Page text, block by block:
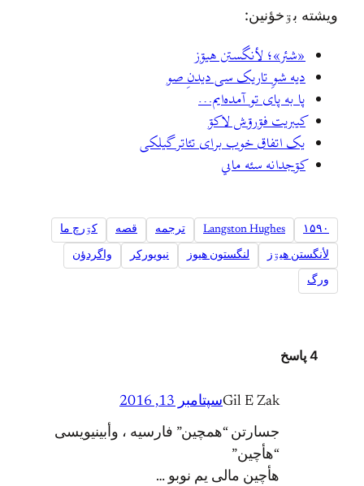
ويشته بۊخؤنين:
«شئر»؛ لأنگستن هيۊز
دیه شوِ تاریک سی دیدنِ صو
پا به پای تو آمده‌ایم…
کيبريت فۊرۊش لاکۊ
یک اتفاق خوب برای تئاتر گیلکی
کۊجدانه سئه ماىي
۱۵۹۰ Langston Hughes ترجمه قصه کۊرچ ما
لأنگستن هیۊز لنگستون هیوز نیویورکر واگردؤن
ورگ
4 پاسخ
Gil E Zakسپتامبر 13, 2016
جسارتن “همچین” فارسیه ، وأبینیویسی
“هأچین”
هأچین مالی یم نوبو …